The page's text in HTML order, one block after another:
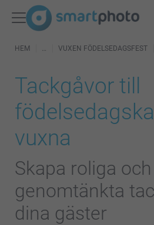
HEM VUXEN FÖDELSEDAGSFEST
Tackgåvor till
vuxna
Skapa roliga och
genomtänkta
dina gäster